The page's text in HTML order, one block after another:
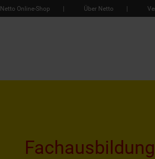
Netto Online-Shop Über Netto